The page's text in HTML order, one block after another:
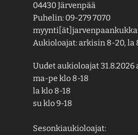
04430 Järvenpää
Puhelin: 09-279 7070
Aukioloajat: arkisin 8-20, la
Uudet aukioloajat 31.8.2026
ma-pe klo 8-18
la klo 8-18
su klo 9-18
Sesonkiaukioloajat: